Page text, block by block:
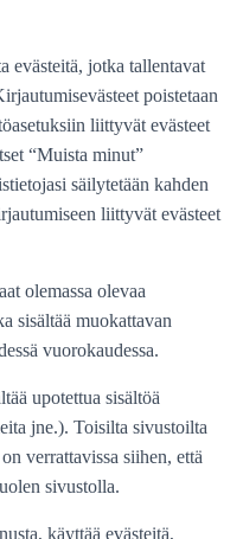
evästeitä, jotka tallentavat
poistetaan
liittyvät evästeet
“Muista minut”
säilytetään kahden
liittyvät evästeet
olemassa olevaa
sisältää muokattavan
vuorokaudessa.
upotettua sisältöä
jne.). Toisilta sivustoilta
verrattavissa siihen, että
sivustolla.
käyttää evästeitä,